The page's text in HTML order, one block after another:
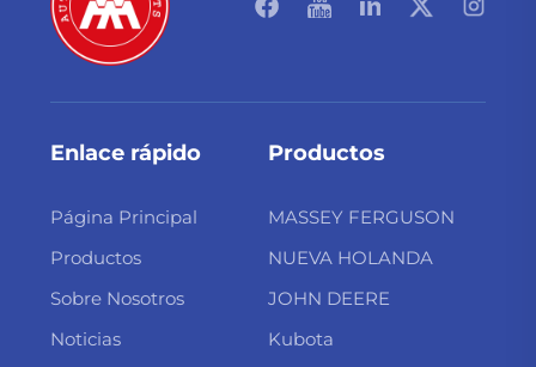
Enlace rápido
Página Principal
Productos
Sobre Nosotros
Noticias
Productos
MASSEY FERGUSON
NUEVA HOLANDA
JOHN DEERE
Kubota